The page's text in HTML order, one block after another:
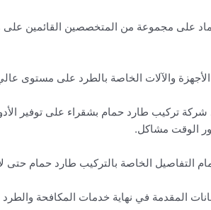
مجموعة من المتخصصين القائمين على
والآلات الخاصة بالطرد على مستوى
تركيب طارد حمام بشقراء على توفير
الوقت مشاكل.
الخاصة بالتركيب طارد حمام حتى
في نهاية خدمات المكافحة والطرد